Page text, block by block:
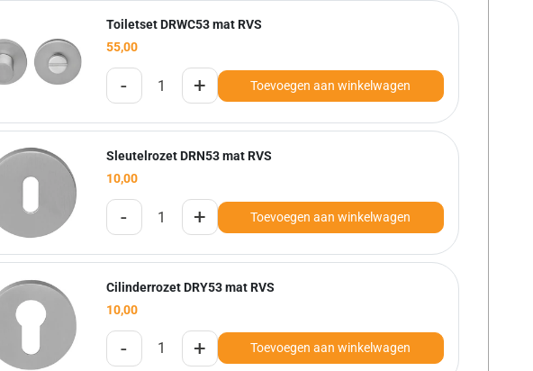
Toiletset DRWC53 mat RVS
55,00
- + Toevoegen aan winkelwagen
Sleutelrozet DRN53 mat RVS
10,00
- + Toevoegen aan winkelwagen
Cilinderrozet DRY53 mat RVS
10,00
- + Toevoegen aan winkelwagen